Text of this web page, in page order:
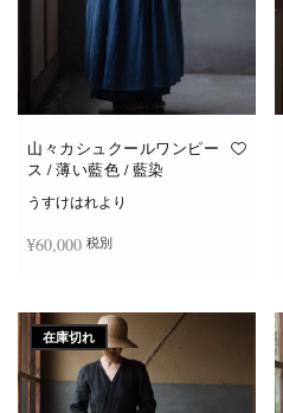
山々カシュクールワンピー
ス / 薄い藍色 / 藍染
うすけはれより
¥60,000 税別
在庫切れ